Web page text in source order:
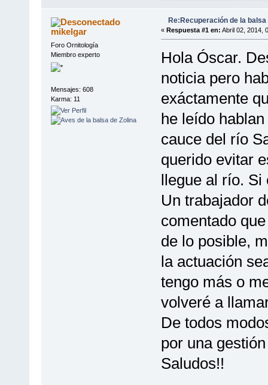
mikelgar
Foro Ornitología
Miembro experto
Mensajes: 608
Karma: 11
Re:Recuperación de la balsa
« Respuesta #1 en: Abril 02, 2014,
Hola Óscar.
noticia pero
exáctamente
he leído
cauce del río
querido evitar
llegue al río. Si
Un trabajador
comentado
de lo posible,
la actuación
tengo más o
volveré a
De todos
por una
Saludos!!